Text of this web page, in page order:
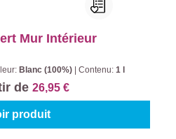
Mur Intérieur
Blanc (100%) Contenu: 1 l
de 26,95 €
produit